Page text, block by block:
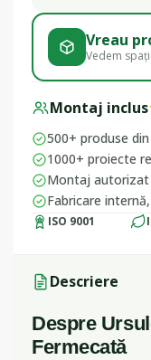
Vreau
Vedem
Montaj inclus
500+ produse
1000+ proiecte
Montaj autorizat
Fabricare
ISO 9001
Descriere
Despre
Fermecată